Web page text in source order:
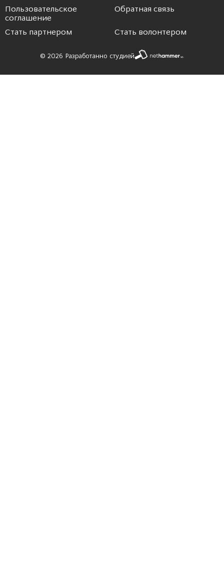
Пользовательское
соглашение
Обратная связь
Стать партнером Стать волонтером
© 2026 Разработанно студией